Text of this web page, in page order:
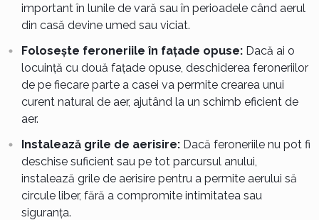
important în lunile de vară sau în perioadele când aerul
din casă devine umed sau viciat.
Folosește feroneriile în fațade opuse:Dacă ai o
locuință cu două fațade opuse, deschiderea feroneriilor
de pe fiecare parte a casei va permite crearea unui
curent natural de aer, ajutând la un schimb eficient de
aer.
Instalează grile de aerisire:Dacă feroneriile nu pot fi
deschise suficient sau pe tot parcursul anului,
instalează grile de aerisire pentru a permite aerului să
circule liber, fără a compromite intimitatea sau
siguranța.